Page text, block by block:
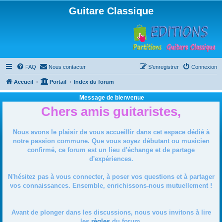
Guitare Classique
FAQ Nous contacter Connexion
S’enregistrer
Accueil Portail Index du forum
Message de bienvenue
Chers amis guitaristes,
Nous avons le plaisir de vous accueillir dans cet espace dédié à
notre passion commune. Que vous soyez débutant ou musicien
confirmé, ce forum est un lieu d'échange et de partage
d'expériences.
N'hésitez pas à vous connecter, à poser vos questions et à partager
vos connaissances. Ensemble, enrichissons-nous mutuellement !
Avant de plonger dans les discussions, nous vous invitons à lire